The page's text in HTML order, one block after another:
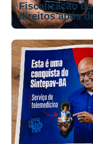
Fiscalização
direitos após